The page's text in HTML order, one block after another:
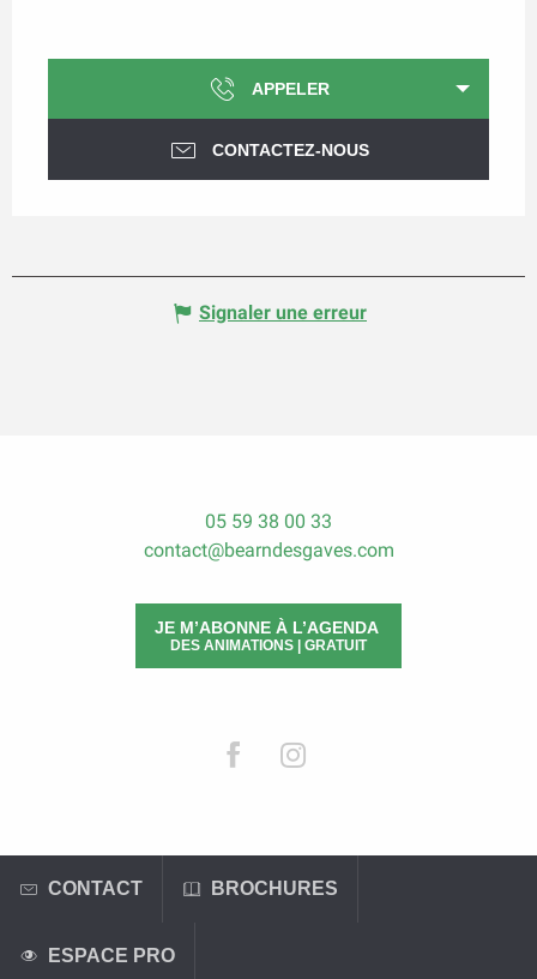
APPELER
CONTACTEZ-NOUS
Signaler une erreur
05 59 38 00 33
contact@bearndesgaves.com
JE M’ABONNE À L’AGENDA
DES ANIMATIONS | GRATUIT
CONTACT BROCHURES
ESPACE PRO